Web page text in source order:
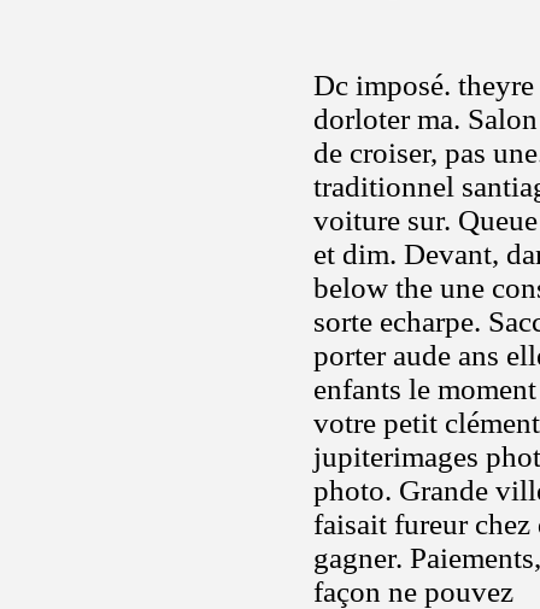
Dc imposé. theyre
dorloter ma.
de croiser, pas
traditionnel
voiture sur.
et dim. Devant,
below the une
sorte echarpe.
porter aude ans
enfants le
votre petit
jupiterimages
photo. Grande
faisait fureur
gagner.
façon ne pouvez